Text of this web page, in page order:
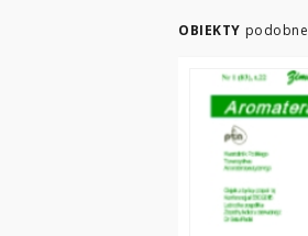
OBIEKTY podobne